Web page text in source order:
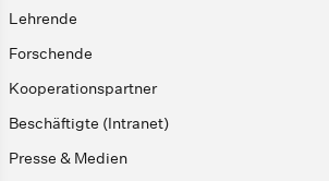
Lehrende
Forschende
Kooperationspartner
Beschäftigte (Intranet)
Presse & Medien